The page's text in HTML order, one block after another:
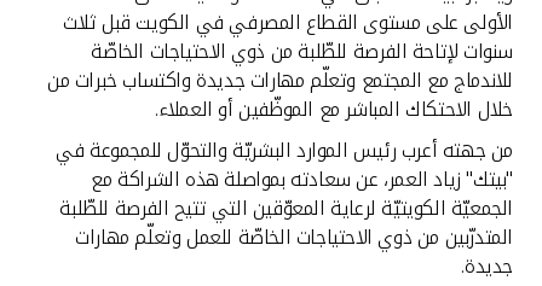
ماليزيا
تركيا
مصر
المملكة المتحدة
الأولى على مستوى القطاع المصرفي في الكويت قبل ثلاث
سنوات لإتاحة الفرصة للطّلبة من ذوي الاحتياجات الخاصّة
للاندماج مع المجتمع وتعلّم مهارات جديدة واكتساب خبرات من
خلال الاحتكاك المباشر مع الموظّفين أو العملاء.
من جهته أعرب رئيس الموارد البشريّة والتحوّل للمجموعة في
"بيتك" زياد العمر، عن سعادته بمواصلة هذه الشراكة مع
الجمعيّة الكويتيّة لرعاية المعوّقين التي تتيح الفرصة للطّلبة
المتدرّبين من ذوي الاحتياجات الخاصّة للعمل وتعلّم مهارات
جديدة.